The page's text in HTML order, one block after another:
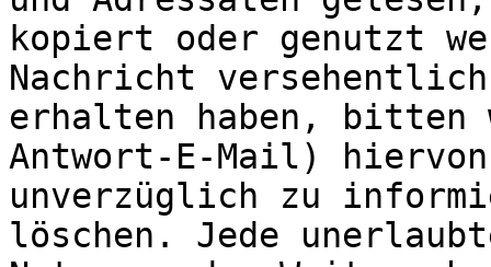
kopiert oder genutzt
Nachricht
erhalten haben, bitten
Antwort-E-Mail)
unverzüglich zu
löschen. Jede